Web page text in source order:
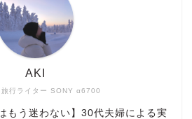
行ライター SONY α6700
AKI
もう迷わない】30代夫婦による実